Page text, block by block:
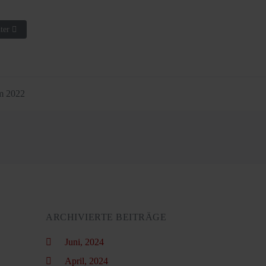
Beitrag: Neues zum Online Platzbuchungssystem 2021
2022
ARCHIVIERTE BEITRÄGE
Juni, 2024
April, 2024